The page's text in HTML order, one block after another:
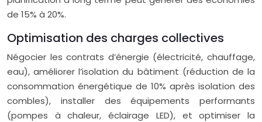
de 15% à 20%.
Optimisation des charges collectives
Négocier les contrats d’énergie (électricité, chauffage,
eau), améliorer l’isolation du bâtiment (réduction de la
consommation énergétique de 10% après isolation des
combles), installer des équipements performants
(pompes à chaleur, éclairage LED), et optimiser la